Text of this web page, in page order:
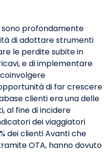
profondamente
di adottare strumenti
le perdite subite in
e di implementare
di far crescere
clienti era una delle
al fine di incidere
dei viaggiatori
dei clienti Avanti che
OTA, hanno dovuto